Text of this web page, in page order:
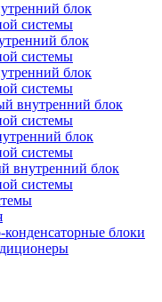
блок
системы
блок
системы
блок
системы
внутренний блок
системы
блок
системы
внутренний блок
системы
блоки